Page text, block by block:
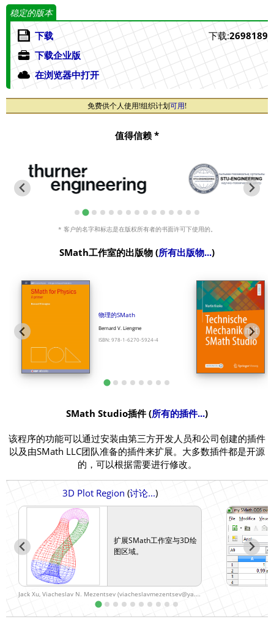
稳定的版本
下载:2698189
下载
下载企业版
在浏览器中打开
免费供个人使用!组织计划可用!
值得信赖 *
* 客户的名字和标志是在版权所有者的书面许可下使用的。
SMath工作室的出版物 (所有出版物...)
物理的SMath
Bernard V. Liengme
ISBN: 978-1-6270-5924-4
SMath Studio插件 (所有的插件...)
该程序的功能可以通过安装由第三方开发人员和公司创建的插件
以及由SMath LLC团队准备的插件来扩展。大多数插件都是开源
的，可以根据需要进行修改。
3D Plot Region (讨论...)
扩展SMath工作室与3D绘
图区域。
Jack Xu, Viacheslav N. Mezentsev (viacheslavmezentsev@ya.ru)